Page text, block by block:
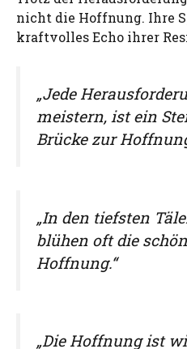
nicht die Hoffnung. Ihre
kraftvolles Echo ihrer
„Jede
meistern, ist ein
Brücke zur
„In den tiefsten
blühen oft die
Hoffnung.“
„Die Hoffnung ist